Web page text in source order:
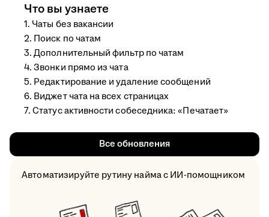
Что вы узнаете
1. Чаты без вакансии
2. Поиск по чатам
3. Дополнительный фильтр по чатам
4. Звонки прямо из чата
5. Редактирование и удаление сообщений
6. Виджет чата на всех страницах
7. Статус активности собеседника: «Печатает»
Все обновления
Автоматизируйте рутину найма с ИИ-помощником